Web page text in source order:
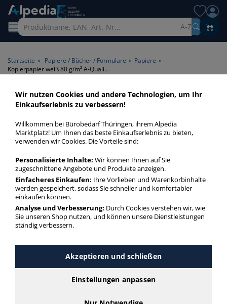
A-Z
Startseite » Papiere / Bücher / Formulare » Papiere »
Kopierpapier weiß 80 g/m² A-Qualität
Kopierpapier weiß 80 g/m² A-
Qualität > Papierqualität A-
Qualität > Papiergrammatur
80 g/m² > Farbe weiß
Kopierpapier weiß 80 gm² A-Qualität in bester Qualität zum
günstigen Preis. Finden Sie schnell Kopierpapier weiß 80 gm²
A-Qualität mit unserer Filter-Funktion.
Kopierpapier weiß 80 g/m² A-Qualität
Häufig gesucht
Wir nutzen Cookies und andere Technologien, um Ihr
Einkaufserlebnis zu verbessern!
Willkommen bei Bürobedarf Thüringen, ihrem Alpedia
Marktplatz! Um Ihnen das beste Einkaufserlebnis zu bieten,
verwenden wir Cookies. Die Vorteile sind:
Personalisierte Inhalte: Wir können Ihnen auf Sie
zugeschnittene Angebote und Produkte anzeigen.
Einfacheres Einkaufen: Ihre Vorlieben und Warenkorbinhalte
werden gespeichert, sodass Sie schneller und komfortabler
einkaufen können.
Analyse und Verbesserung: Durch Cookies verstehen wir, wie
Sie unseren Shop nutzen, und können unsere Dienstleistungen
ständig verbessern.
Akzeptieren und schließen
Einstellungen anpassen